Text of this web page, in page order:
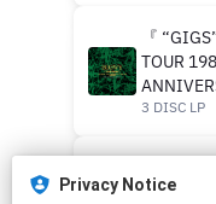
『
TOUR
3 DISC LP
TOUR
Privacy Notice